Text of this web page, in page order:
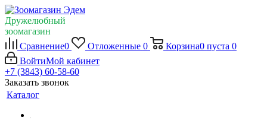
Дружелюбный
зоомагазин
Сравнение0 Отложенные 0 Корзина0 пуста 0
ВойтиМой кабинет
+7 (3843) 60-58-60
Заказать звонок
Каталог